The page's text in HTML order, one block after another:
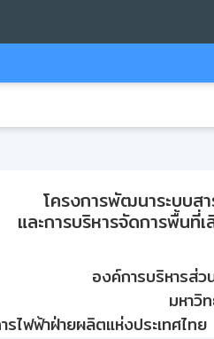
โครงการพัฒนาระบบส
และการบริหารจัดการพื้นที่
องค์การบริหารส่
มหาวิ
รไฟฟ้าฝ่ายผลิตแห่งประเทศไท